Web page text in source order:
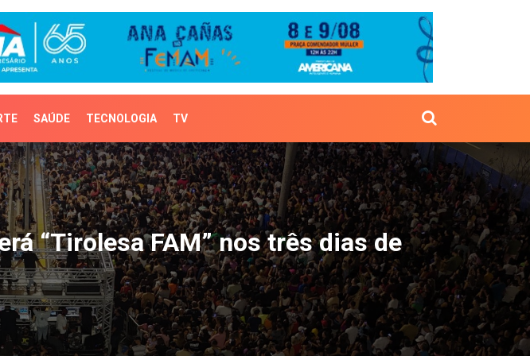
SAÚDE TECNOLOGIA TV
“Tirolesa FAM” nos três dias
“Tirolesa FAM” nos três dias de